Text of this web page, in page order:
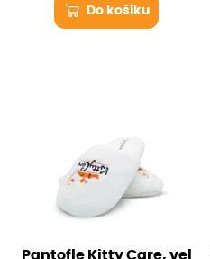
Do košíku
Pantofle Kitty Care, vel